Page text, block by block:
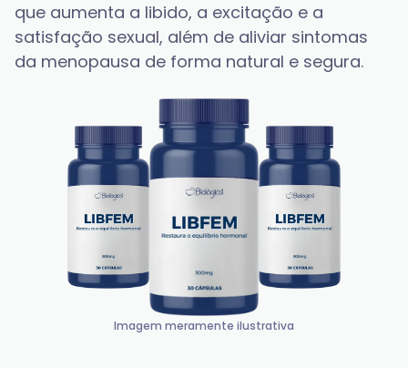
que aumenta a libido, a excitação e a
satisfação sexual, além de aliviar sintomas
da menopausa de forma natural e segura.
Imagem meramente ilustrativa